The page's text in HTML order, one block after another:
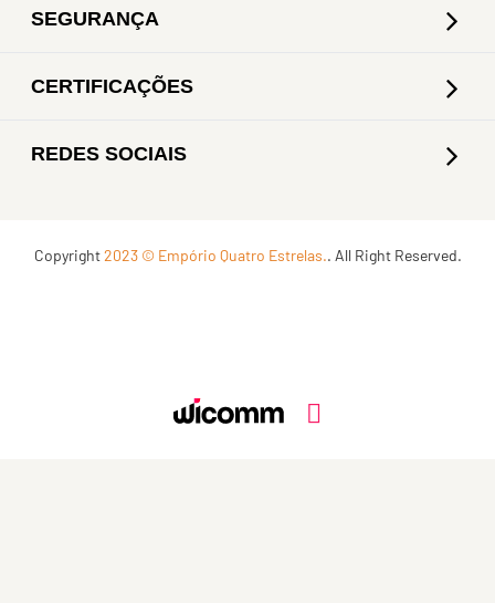
SEGURANÇA
CERTIFICAÇÕES
REDES SOCIAIS
Copyright2023 © Empório Quatro Estrelas.. All Right Reserved.